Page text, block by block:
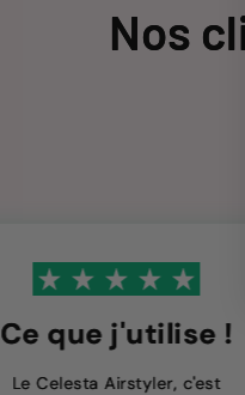
Nos
Ce que j'utilise !
Le Celesta Airstyler, c'est